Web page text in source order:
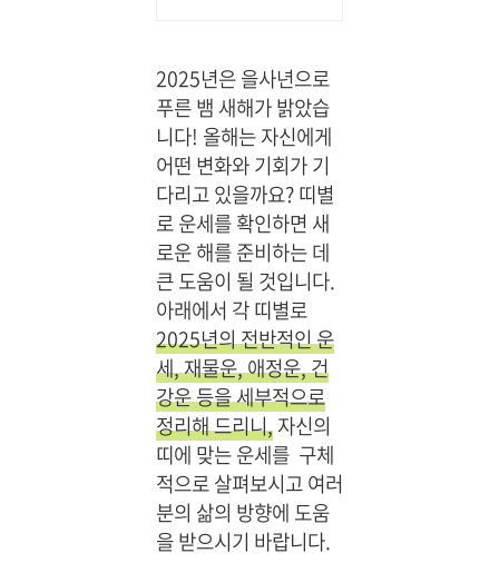
송
가
소
문
난
점
집.
재
회
이
별
고
민
끝!
24
시
간
공
짜
상
2025년은 을사년으로
푸른 뱀 새해가 밝았습
니다! 올해는 자신에게
어떤 변화와 기회가 기
다리고 있을까요? 띠별
로 운세를 확인하면 새
로운 해를 준비하는 데
큰 도움이 될 것입니다.
아래에서 각 띠별로
2025년의 전반적인 운
세, 재물운, 애정운, 건
강운 등을 세부적으로
정리해 드리니,자신의
띠에 맞는 운세를 구체
적으로 살펴보시고 여러
분의 삶의 방향에 도움
을 받으시기 바랍니다.